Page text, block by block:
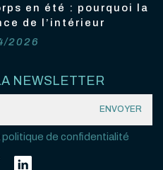
en été : pourquoi la
de l’intérieur
2026
NEWSLETTER
politique de confidentialité